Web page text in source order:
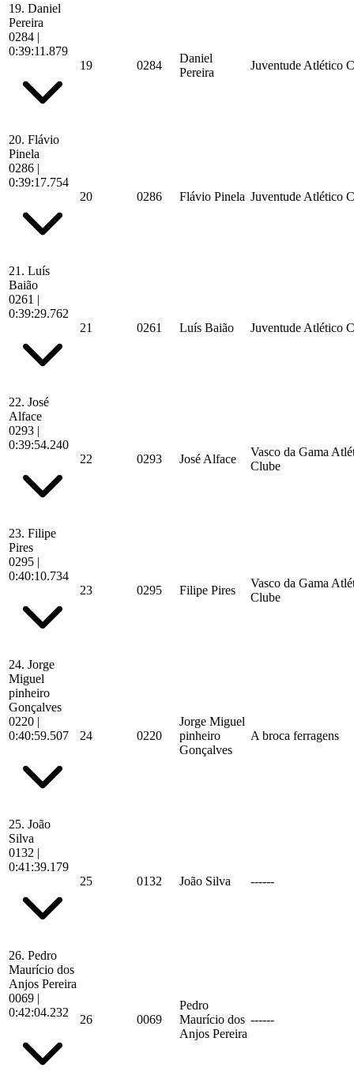
19. Daniel
Pereira
0284 |
0:39:11.879
19
0284
Daniel
Pereira
Juventude Atlético
20. Flávio
Pinela
0286 |
0:39:17.754
20
0286 Flávio Pinela Juventude Atlético
21. Luís
Baião
0261 |
0:39:29.762
21
0261 Luís Baião Juventude Atlético
22. José
Alface
0293 |
0:39:54.240
22
0293 José Alface
Vasco da Gama
Clube
23. Filipe
Pires
0295 |
0:40:10.734
23
0295 Filipe Pires
Vasco da Gama
Clube
24. Jorge
Miguel
pinheiro
Gonçalves
0220 |
0:40:59.507
24 0220
Jorge Miguel
pinheiro
Gonçalves
A broca ferragens
25. João
Silva
0132 |
0:41:39.179
25
0132 João Silva ------
26. Pedro
Maurício dos
Anjos Pereira
0069 |
0:42:04.232
26 0069
Pedro
Maurício dos
Anjos Pereira
------